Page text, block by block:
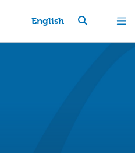
English